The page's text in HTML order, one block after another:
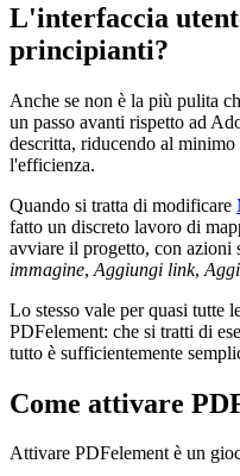
L'interfaccia
principianti?
Anche se non è la più pulita
un passo avanti rispetto ad
descritta, riducendo al
l'efficienza.
Quando si tratta di modificare
fatto un discreto lavoro di
avviare il progetto, con azioni
immagine, Aggiungi link,
Lo stesso vale per quasi tutte
PDFelement: che si tratti di
tutto è sufficientemente
Come attivare
Attivare PDFelement è un